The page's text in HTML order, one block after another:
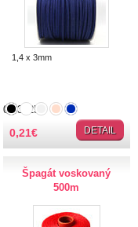
1,4 x 3mm
0.33825€
0,21€ DETAIL
Špagát voskovaný
500m